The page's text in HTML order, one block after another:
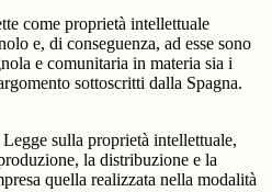
come proprietà intellettuale
e, di conseguenza, ad esse sono
e comunitaria in materia sia i
sottoscritti dalla Spagna.
sulla proprietà intellettuale,
la distribuzione e la
quella realizzata nella modalità